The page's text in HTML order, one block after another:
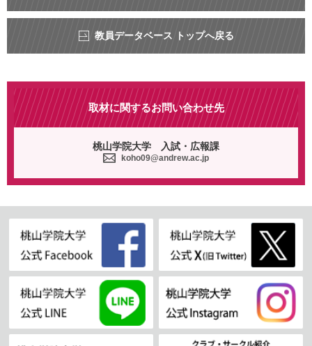
教員データベース トップへ戻る
取材に関するお問い合わせ先
桃山学院大学 入試・広報課
koho09@andrew.ac.jp